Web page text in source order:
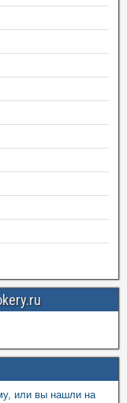
или вы нашли на